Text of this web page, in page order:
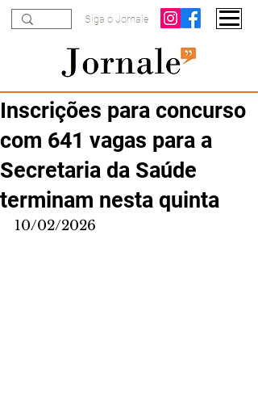
Siga o Jornale
Inscrições para concurso
com 641 vagas para a
Secretaria da Saúde
terminam nesta quinta
10/02/2026